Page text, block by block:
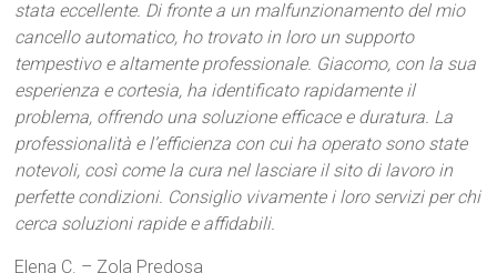
stata eccellente. Di fronte a un malfunzionamento del mio
cancello automatico, ho trovato in loro un supporto
tempestivo e altamente professionale. Giacomo, con la sua
esperienza e cortesia, ha identificato rapidamente il
problema, offrendo una soluzione efficace e duratura. La
professionalità e l’efficienza con cui ha operato sono state
notevoli, così come la cura nel lasciare il sito di lavoro in
perfette condizioni. Consiglio vivamente i loro servizi per chi
cerca soluzioni rapide e affidabili.
Elena C. – Zola Predosa